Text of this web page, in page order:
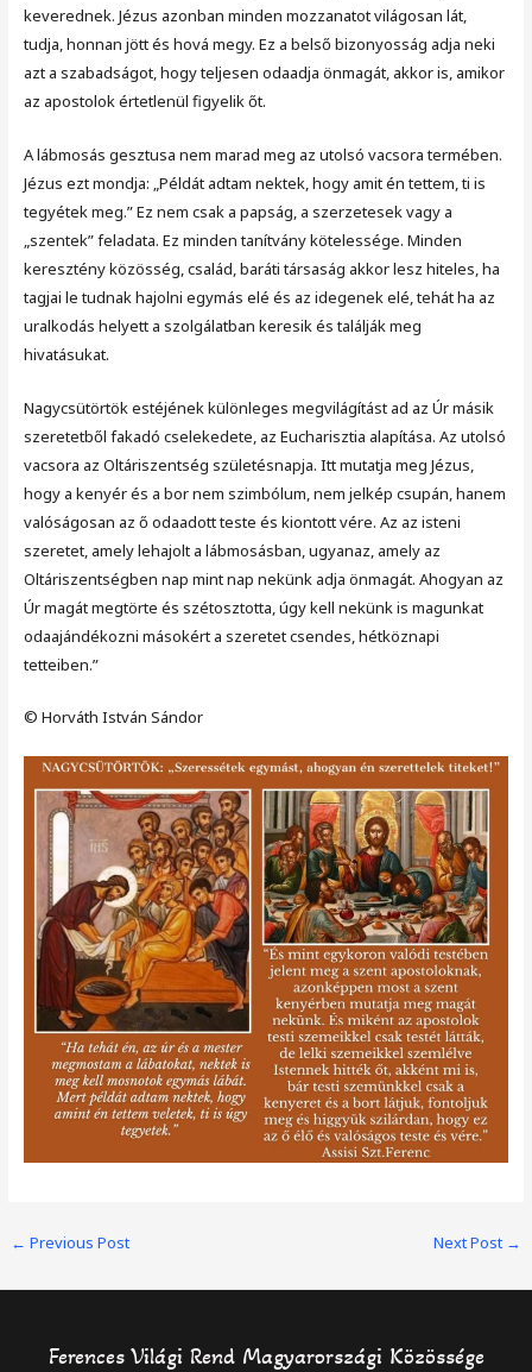
keverednek. Jézus azonban minden mozzanatot világosan lát,
tudja, honnan jött és hová megy. Ez a belső bizonyosság adja neki
azt a szabadságot, hogy teljesen odaadja önmagát, akkor is, amikor
az apostolok értetlenül figyelik őt.
A lábmosás gesztusa nem marad meg az utolsó vacsora termében.
Jézus ezt mondja: „Példát adtam nektek, hogy amit én tettem, ti is
tegyétek meg.” Ez nem csak a papság, a szerzetesek vagy a
„szentek” feladata. Ez minden tanítvány kötelessége. Minden
keresztény közösség, család, baráti társaság akkor lesz hiteles, ha
tagjai le tudnak hajolni egymás elé és az idegenek elé, tehát ha az
uralkodás helyett a szolgálatban keresik és találják meg
hivatásukat.
Nagycsütörtök estéjének különleges megvilágítást ad az Úr másik
szeretetből fakadó cselekedete, az Eucharisztia alapítása. Az utolsó
vacsora az Oltáriszentség születésnapja. Itt mutatja meg Jézus,
hogy a kenyér és a bor nem szimbólum, nem jelkép csupán, hanem
valóságosan az ő odaadott teste és kiontott vére. Az az isteni
szeretet, amely lehajolt a lábmosásban, ugyanaz, amely az
Oltáriszentségben nap mint nap nekünk adja önmagát. Ahogyan az
Úr magát megtörte és szétosztotta, úgy kell nekünk is magunkat
odaajándékozni másokért a szeretet csendes, hétköznapi
tetteiben.”
© Horváth István Sándor
Post
← Previous Post Next Post →
Ferences Világi Rend Magyarországi Közössége